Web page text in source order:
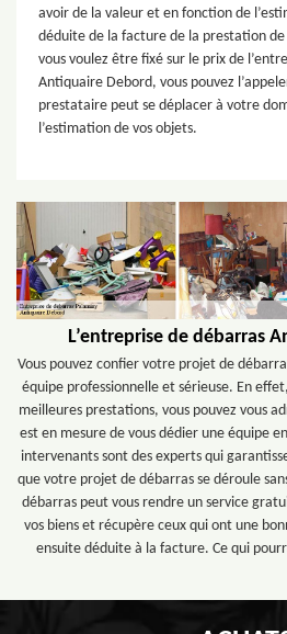
avoir de la valeur et en fonction de
déduite de la facture de la prestation de
vous voulez être fixé sur le prix de
Antiquaire Debord, vous pouvez
prestataire peut se déplacer à votre
l’estimation de vos objets.
L’entreprise de débarras
Vous pouvez confier votre projet de
équipe professionnelle et sérieuse. En
meilleures prestations, vous pouvez vous
est en mesure de vous dédier une équipe
intervenants sont des experts qui
que votre projet de débarras se déroule
débarras peut vous rendre un service
vos biens et récupère ceux qui ont une
ensuite déduite à la facture. Ce qui